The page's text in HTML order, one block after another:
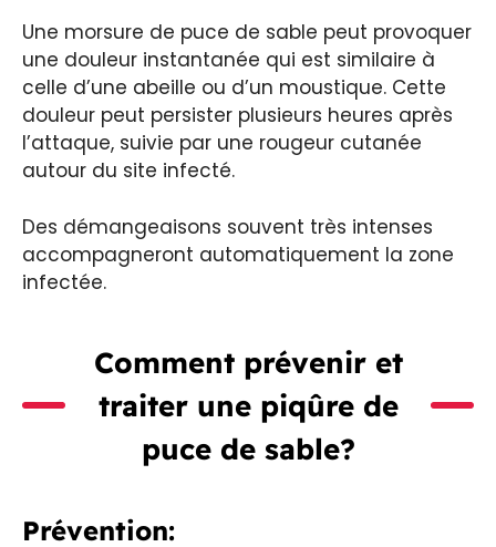
Une morsure de puce de sable peut provoquer
une douleur instantanée qui est similaire à
celle d’une abeille ou d’un moustique. Cette
douleur peut persister plusieurs heures après
l’attaque, suivie par une rougeur cutanée
autour du site infecté.
Des démangeaisons souvent très intenses
accompagneront automatiquement la zone
infectée.
Comment prévenir et
traiter une piqûre de
puce de sable?
Prévention: